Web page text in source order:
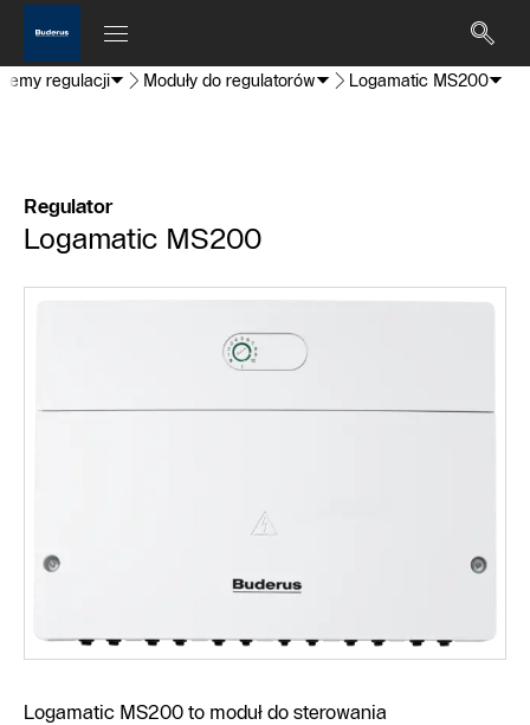
regulacji Moduły do regulatorów Logamatic MS200
Regulator
Logamatic MS200
Logamatic MS200 to moduł do sterowania